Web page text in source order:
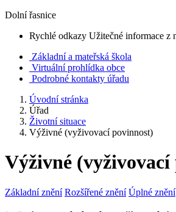
Dolní řasnice
Rychlé odkazy Užitečné informace z
Základní a mateřská škola
Virtuální prohlídka obce
Podrobné kontakty úřadu
Úvodní stránka
Úřad
Životní situace
Výživné (vyživovací povinnost)
Výživné (vyživovací
Základní znění Rozšířené znění Úplné znění